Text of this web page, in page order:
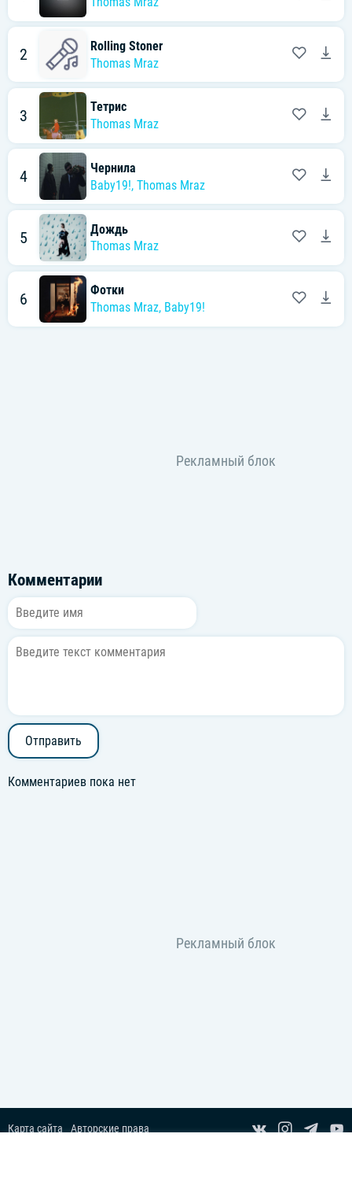
2
Rolling Stoner
Thomas Mraz
3
Тетрис
Thomas Mraz
4
Чернила
Baby19!, Thomas Mraz
5
Дождь
Thomas Mraz
6
Фотки
Thomas Mraz, Baby19!
Комментарии
Отправить
Комментариев пока нет
Карта сайта
Авторские права